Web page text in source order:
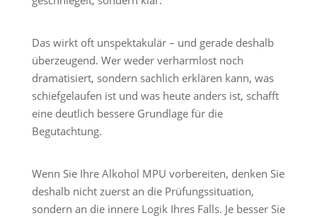
Das wirkt oft unspektakulär – und gerade deshalb
überzeugend. Wer weder verharmlost noch
dramatisiert, sondern sachlich erklären kann, was
schiefgelaufen ist und was heute anders ist, schafft
eine deutlich bessere Grundlage für die
Begutachtung.
Wenn Sie Ihre Alkohol MPU vorbereiten, denken Sie
deshalb nicht zuerst an die Prüfungssituation,
sondern an die innere Logik Ihres Falls. Je besser Sie